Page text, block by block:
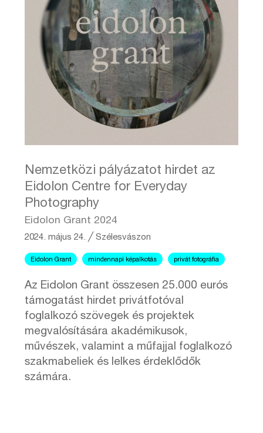
Nemzetközi pályázatot hirdet az
Eidolon Centre for Everyday
Photography
Eidolon Grant 2024
2024. május 24. ╱Szélesvászon
Eidolon Grant mindennapi képalkotás privát fotográfia
Az Eidolon Grant összesen 25.000 eurós
támogatást hirdet privátfotóval
foglalkozó szövegek és projektek
megvalósítására akadémikusok,
művészek, valamint a műfajjal foglalkozó
szakmabeliek és lelkes érdeklődők
számára.